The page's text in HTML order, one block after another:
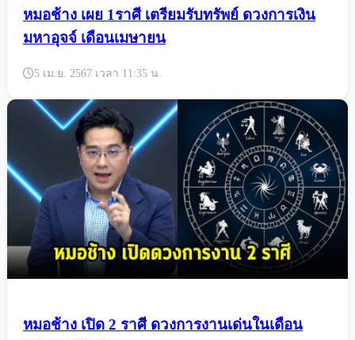
หมอช้าง เผย 1ราศี เตรียมรับทรัพย์ ดวงการเงิน
มหาอุจจ์ เดือนเมษายน
5 เม.ย. 2567 เวลา 11:35 น.